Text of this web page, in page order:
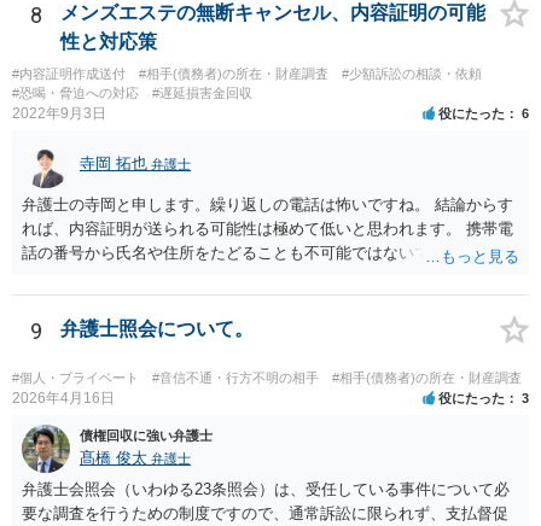
8
メンズエステの無断キャンセル、内容証明の可能
性と対応策
#内容証明作成送付 #相手(債務者)の所在・財産調査
#少額訴訟の相談・依頼
#恐喝・脅迫への対応
#遅延損害金回収
2022年9月3日 役にたった 6
寺岡 拓也 弁護士
弁護士の寺岡と申します。繰り返しの電話は怖いですね。 結論からす
れば、内容証明が送られる可能性は極めて低いと思われます。 携帯電
話の番号から氏名や住所をたどることも不可能ではないですが、発生
弁護士に依頼してそこまでしても結局のところ弁護士費用の方がかさ
み、費用倒れとなってしまいます。 おそらくはキャンセルされた腹い
せとして一種の捨て台詞的に「弁護士」や「内容証明」という言葉を
使っているのでしょう。 可能性という言葉を使う以上、ゼロとは言え
ませんが、気に病む必要はないと思われます。
9 弁護士照会について。
#個人・プライベート #音信不通・行方不明の相手 #相手(債務者)の所在・財産調査
2026年4月16日 役にたった 3
債権回収に強い弁護士
髙橋 俊太 弁護士
弁護士会照会（いわゆる23条照会）は、受任している事件について必
要な調査を行うための制度ですので、通常訴訟に限られず、支払督促